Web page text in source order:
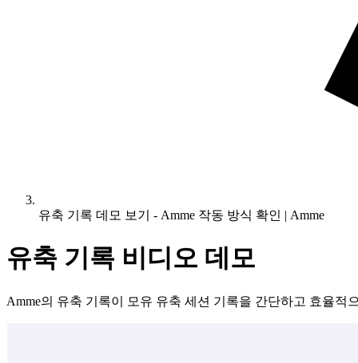
유축 기록 데모 보기 - Amme 작동 방식 확인 | Amme
유축 기록 비디오 데모
Amme의 유축 기록이 모유 유축 세션 기록을 간단하고 효율